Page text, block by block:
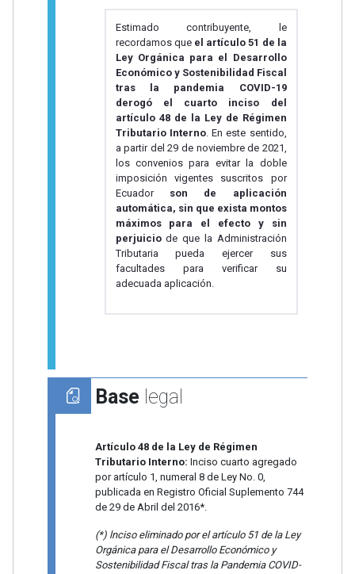
Estimado contribuyente, le
recordamos que el artículo 51 de la
Ley Orgánica para el Desarrollo
Económico y Sostenibilidad Fiscal
tras la pandemia COVID-19
derogó el cuarto inciso del
artículo 48 de la Ley de Régimen
Tributario Interno. En este sentido,
a partir del 29 de noviembre de 2021,
los convenios para evitar la doble
imposición vigentes suscritos por
Ecuador son de aplicación
automática, sin que exista montos
máximos para el efecto y sin
perjuiciode que la Administración
Tributaria pueda ejercer sus
facultades para verificar su
adecuada aplicación.
Base legal
Artículo 48 de la Ley de Régimen
Tributario Interno: Inciso cuarto agregado
por artículo 1, numeral 8 de Ley No. 0,
publicada en Registro Oficial Suplemento 744
de 29 de Abril del 2016*.
(*) lnciso eliminado por el artículo 51 de la Ley
Orgánica para el Desarrollo Económico y
Sostenibilidad Fiscal tras la Pandemia COVID-